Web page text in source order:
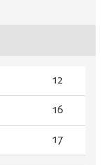
12
16
17